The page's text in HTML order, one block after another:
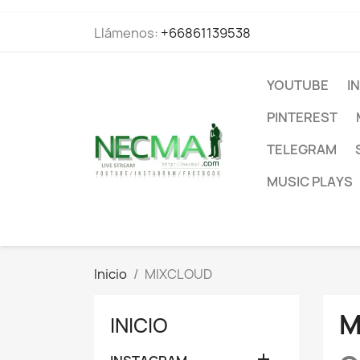
Llámenos: +66861139538
YOUTUBE
PINTEREST
TELEGRAM
MUSIC PLAYS
Inicio MIXCLOUD
INICIO